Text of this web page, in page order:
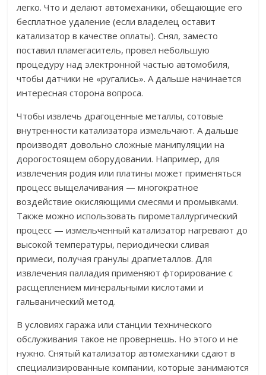
легко. Что и делают автомеханики, обещающие его
бесплатное удаление (если владелец оставит
катализатор в качестве оплаты). Снял, заместо
поставил пламегаситель, провел небольшую
процедуру над электронной частью автомобиля,
чтобы датчики не «ругались». А дальше начинается
интересная сторона вопроса.
Чтобы извлечь драгоценные металлы, сотовые
внутренности катализатора измельчают. А дальше
производят довольно сложные манипуляции на
дорогостоящем оборудовании. Например, для
извлечения родия или платины может применяться
процесс выщелачивания — многократное
воздействие окисляющими смесями и промывками.
Также можно использовать пирометаллургический
процесс — измельченный катализатор нагревают до
высокой температуры, периодически сливая
примеси, получая гранулы драгметаллов. Для
извлечения палладия применяют фторирование с
расщеплением минеральными кислотами и
гальванический метод.
В условиях гаража или станции технического
обслуживания такое не провернешь. Но этого и не
нужно. Снятый катализатор автомеханики сдают в
специализированные компании, которые занимаются